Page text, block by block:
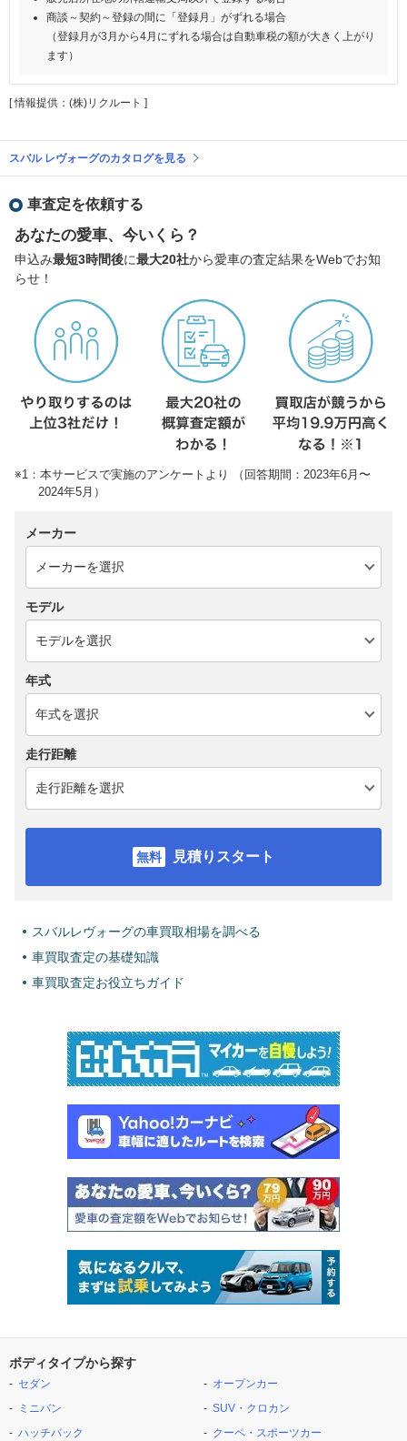
商談～契約～登録の間に「登録月」がずれる場合
（登録月が3月から4月にずれる場合は自動車税の額が大きく上がり
ます）
[ 情報提供：(株)リクルート ]
スバル レヴォーグのカタログを見る
車査定を依頼する
あなたの愛車、今いくら？
申込み最短3時間後に最大20社から愛車の査定結果をWebでお知
らせ！
※1：本サービスで実施のアンケートより （回答期間：2023年6月〜
2024年5月）
メーカー
モデル
年式
走行距離
見積りスタート
スバルレヴォーグの車買取相場を調べる
車買取査定の基礎知識
車買取査定お役立ちガイド
ボディタイプから探す
セダン
ミニバン
ハッチバック
オープンカー
SUV・クロカン
クーペ・スポーツカー